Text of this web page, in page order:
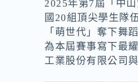
2025年第7屆「中
國20組頂尖學生隊
「萌世代」奪下舞
為本屆賽事寫下最
工業股份有限公司